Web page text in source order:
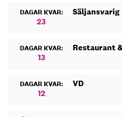
DAGAR KVAR:
23
Säljansvarig
DAGAR KVAR:
13
Restaurant
DAGAR KVAR:
12
VD